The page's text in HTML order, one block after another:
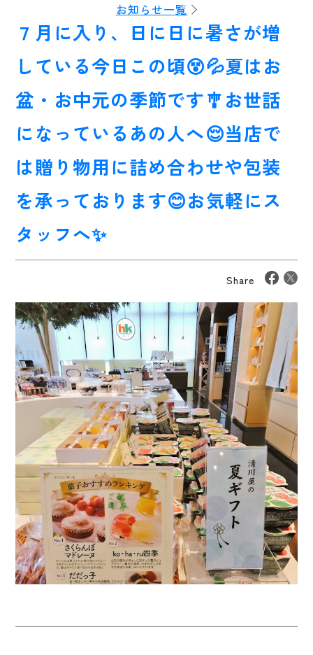
お知らせ一覧
７月に入り、日に日に暑さが増
している今日この頃😵💦夏はお
盆・お中元の季節です🎐お世話
になっているあの人へ😌当店で
は贈り物用に詰め合わせや包装
を承っております😊お気軽にス
タッフへ✨
Share